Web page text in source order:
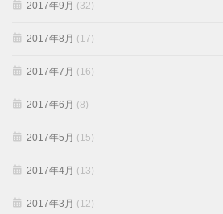
2017年9月 (32)
2017年8月 (17)
2017年7月 (16)
2017年6月 (8)
2017年5月 (15)
2017年4月 (13)
2017年3月 (12)